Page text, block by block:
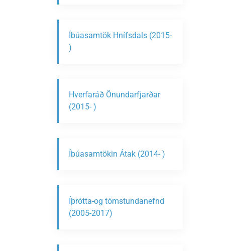
Íbúasamtök Hnífsdals (2015-
)
Hverfaráð Önundarfjarðar
(2015- )
Íbúasamtökin Átak (2014- )
Íþrótta-og tómstundanefnd
(2005-2017)